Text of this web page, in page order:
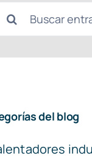
Buscar:
del blog